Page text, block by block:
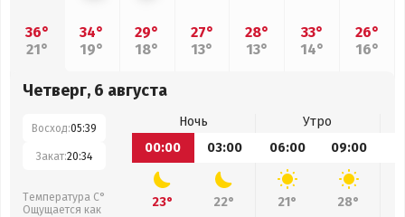
36°
21°
34°
19°
29°
18°
27°
13°
28°
13°
33°
14°
26°
16°
Четверг, 6 августа
Восход:05:39
Закат:20:34
Температура С°
Ощущается как
Ночь
Утро
00:00
03:00 06:00 09:00
23° 22° 21° 28°